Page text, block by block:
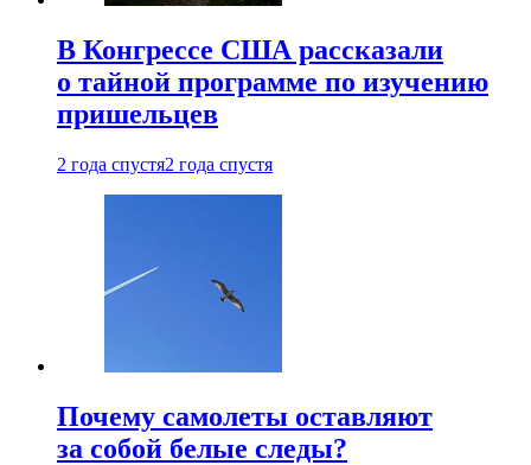
В Конгрессе США рассказали
о тайной программе по изучению
пришельцев
2 года спустя2 года спустя
Почему самолеты оставляют
за собой белые следы?